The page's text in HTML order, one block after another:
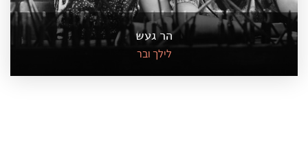
הר געש
לילך ובר